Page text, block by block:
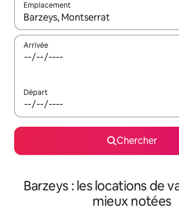
Emplacement
Quand les résultats sont affichés,
Arrivée
Départ
Chercher
Barzeys : les locations de
mieux notées